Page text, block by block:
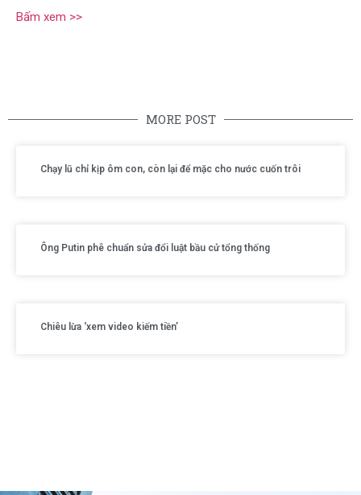
Bấm xem >>
MORE POST
Chạy lũ chỉ kịp ôm con, còn lại để mặc cho nước cuốn trôi
Ông Putin phê chuẩn sửa đổi luật bầu cử tổng thống
Chiêu lừa ‘xem video kiếm tiền’